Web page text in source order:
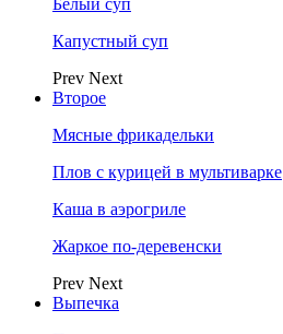
Белый суп
Капустный суп
Prev Next
Второе
Мясные фрикадельки
Плов с курицей в мультиварке
Каша в аэрогриле
Жаркое по-деревенски
Prev Next
Выпечка